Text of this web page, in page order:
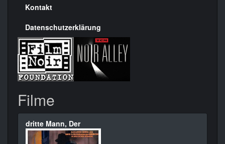
Kontakt
Datenschutzerklärung
Filme
dritte Mann, Der